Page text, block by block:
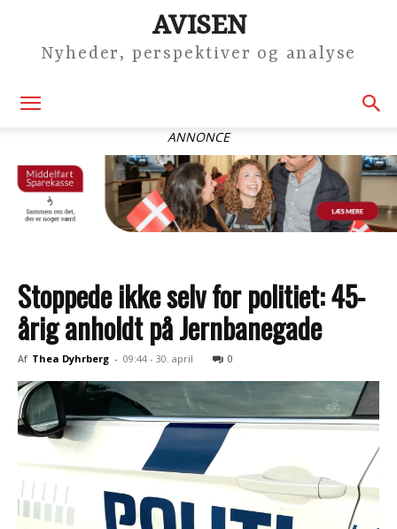
AVISEN
Nyheder, perspektiver og analyse
ANNONCE
Stoppede ikke selv for politiet: 45-
årig anholdt på Jernbanegade
Af Thea Dyhrberg - 09:44 - 30. april 0